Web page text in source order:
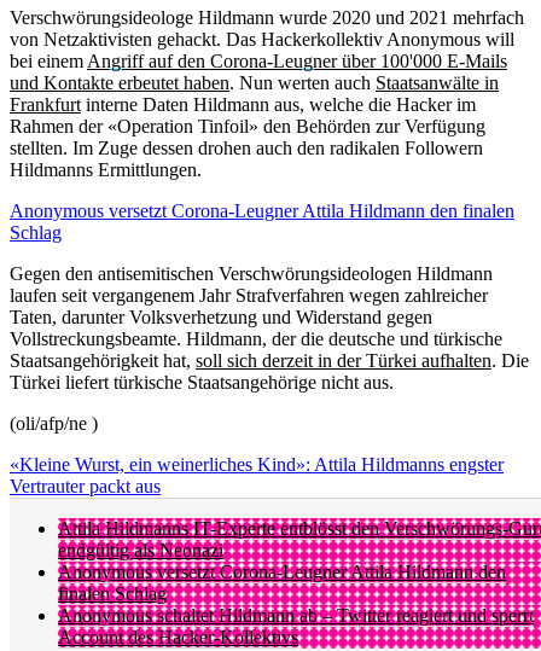
Verschwörungsideologe Hildmann wurde 2020 und 2021 mehrfach
von Netzaktivisten gehackt. Das Hackerkollektiv Anonymous will
bei einem Angriff auf den Corona-Leugner über 100'000 E-Mails
und Kontakte erbeutet haben. Nun werten auch Staatsanwälte in
Frankfurt interne Daten Hildmann aus, welche die Hacker im
Rahmen der «Operation Tinfoil» den Behörden zur Verfügung
stellten. Im Zuge dessen drohen auch den radikalen Followern
Hildmanns Ermittlungen.
Anonymous versetzt Corona-Leugner Attila Hildmann den finalen
Schlag
Gegen den antisemitischen Verschwörungsideologen Hildmann
laufen seit vergangenem Jahr Strafverfahren wegen zahlreicher
Taten, darunter Volksverhetzung und Widerstand gegen
Vollstreckungsbeamte. Hildmann, der die deutsche und türkische
Staatsangehörigkeit hat, soll sich derzeit in der Türkei aufhalten. Die
Türkei liefert türkische Staatsangehörige nicht aus.
(oli/afp/ne )
«Kleine Wurst, ein weinerliches Kind»: Attila Hildmanns engster
Vertrauter packt aus
Attila Hildmanns IT-Experte entblösst den Verschwörungs-
endgültig als Neonazi
Anonymous versetzt Corona-Leugner Attila Hildmann den
finalen Schlag
Anonymous schaltet Hildmann ab – Twitter reagiert und sperrt
Account des Hacker-Kollektivs